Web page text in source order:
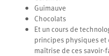
Guimauve
Chocolats
Et un cours de
principes physiques
maîtrise de ces savoir-